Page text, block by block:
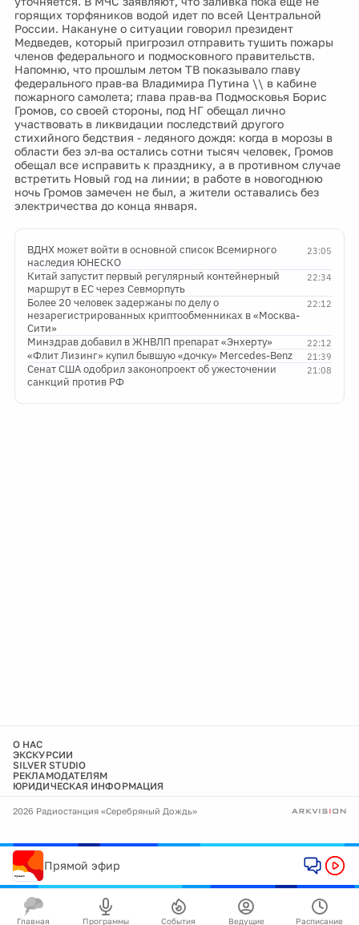
горящих торфяников водой идет по всей Центральной
России. Накануне о ситуации говорил президент
Медведев, который пригрозил отправить тушить пожары
членов федерального и подмосковного правительств.
Напомню, что прошлым летом ТВ показывало главу
федерального прав-ва Владимира Путина \\ в кабине
пожарного самолета; глава прав-ва Подмосковья Борис
Громов, со своей стороны, под НГ обещал лично
участвовать в ликвидации последствий другого
стихийного бедствия - ледяного дождя: когда в морозы в
области без эл-ва остались сотни тысяч человек, Громов
обещал все исправить к празднику, а в противном случае
встретить Новый год на линии; в работе в новогоднюю
ночь Громов замечен не был, а жители оставались без
электричества до конца января.
23:05
ВДНХ может войти в основной список Всемирного
наследия ЮНЕСКО
22:34
Китай запустит первый регулярный контейнерный
маршрут в ЕС через Севморпуть
22:12
Более 20 человек задержаны по делу о
незарегистрированных криптообменниках в «Москва-
Сити»
22:12
Минздрав добавил в ЖНВЛП препарат «Энхерту»
21:39
«Флит Лизинг» купил бывшую «дочку» Mercedes-Benz
21:08
Сенат США одобрил законопроект об ужесточении
санкций против РФ
О НАС
ЭКСКУРСИИ
SILVER STUDIO
РЕКЛАМОДАТЕЛЯМ
ЮРИДИЧЕСКАЯ ИНФОРМАЦИЯ
2026 Радиостанция «Серебряный Дождь»
Прямой эфир
Главная Программы События Ведущие Расписание